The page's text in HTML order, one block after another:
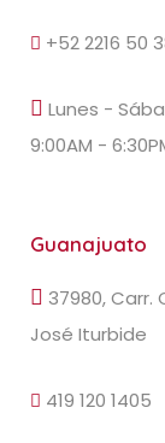
+52 2216 50
Lunes -
9:00AM -
Guanajuato
37980, Carr.
José Iturbide
419 120 1405